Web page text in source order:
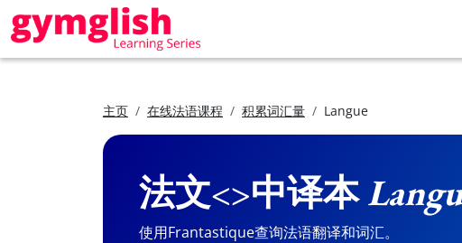
主页 在线法语课程 积累词汇量 Langue
法文<>中译本
使用Frantastique查询法语翻译和词汇。